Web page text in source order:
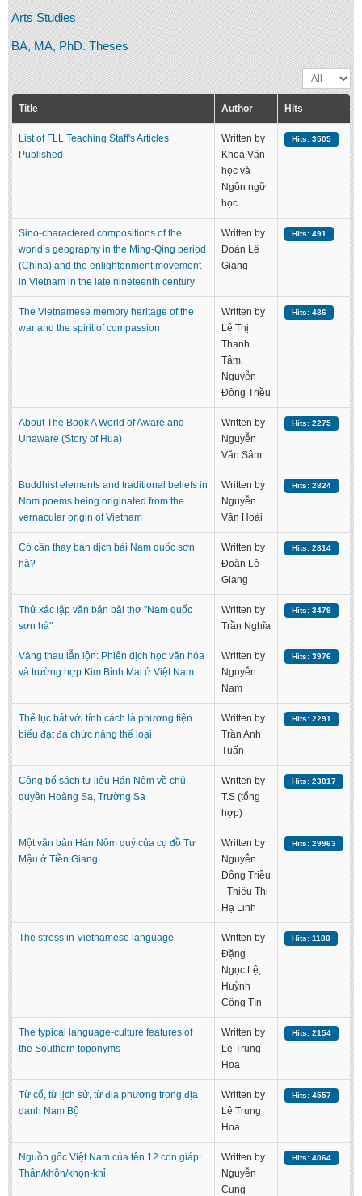
Undergraduate: Regular Degree
Undergraduate: Honor Degree
Postgraduate
LITERARY WRITINGS & TRANSLATING
RESEARCH
Sinology & Nom
Literary Theory & Criticism
Vietnamese Literature
Foreign Literatures & Comparative Literature
Culture - History - Philosophy
CONFERENCE
Studies on Vietnamese and Korean Literature and Films
Modernization process in Japanese literature and in the literatures of
Studies on Sinology & Nom
Perspective
To Build a Standard Orthography in Schools and the Media
80 Years of New Poetry and the Self-Reliant Literary Group
ALUMNI
Alumni Association
Scholarship Fund
STUDENT ACTIVITIES
Literature Club
Arts Studies
BA, MA, PhD. Theses
Display #
Title Author Hits
List of FLL Teaching Staff's Articles
Published
Written by
Khoa Văn
học và
Ngôn ngữ
học
Hits: 3505
Sino-charactered compositions of the
world’s geography in the Ming-Qing period
(China) and the enlightenment movement
in Vietnam in the late nineteenth century
Written by
Đoàn Lê
Giang
Hits: 491
The Vietnamese memory heritage of the
war and the spirit of compassion
Written by
Lê Thị
Thanh
Tâm,
Nguyễn
Đông Triều
Hits: 486
About The Book A World of Aware and
Unaware (Story of Hua)
Written by
Nguyễn
Văn Sâm
Hits: 2275
Buddhist elements and traditional beliefs in
Nom poems being originated from the
vernacular origin of Vietnam
Written by
Nguyễn
Văn Hoài
Hits: 2824
Có cần thay bản dịch bài Nam quốc sơn
hà?
Written by
Đoàn Lê
Giang
Hits: 2814
Thử xác lập văn bản bài thơ "Nam quốc
sơn hà"
Written by
Trần Nghĩa
Hits: 3479
Vàng thau lẫn lộn: Phiên dịch học văn hóa
và trường hợp Kim Bình Mai ở Việt Nam
Written by
Nguyễn
Nam
Hits: 3976
Thể lục bát với tính cách là phương tiện
biểu đạt đa chức năng thể loại
Written by
Trần Anh
Tuấn
Hits: 2291
Công bố sách tư liệu Hán Nôm về chủ
quyền Hoàng Sa, Trường Sa
Written by
T.S (tổng
hợp)
Hits: 23817
Một văn bản Hán Nôm quý của cụ đồ Tư
Mậu ở Tiền Giang
Written by
Nguyễn
Đông Triều
- Thiệu Thị
Hạ Linh
Hits: 29963
The stress in Vietnamese language
Written by
Đặng
Ngọc Lệ,
Huỳnh
Công Tín
Hits: 1188
The typical language-culture features of
the Southern toponyms
Written by
Le Trung
Hoa
Hits: 2154
Từ cổ, từ lịch sử, từ địa phương trong địa
danh Nam Bộ
Written by
Lê Trung
Hoa
Hits: 4557
Nguồn gốc Việt Nam của tên 12 con giáp:
Thân/khôn/khọn-khỉ
Written by
Nguyễn
Cung
Hits: 4064